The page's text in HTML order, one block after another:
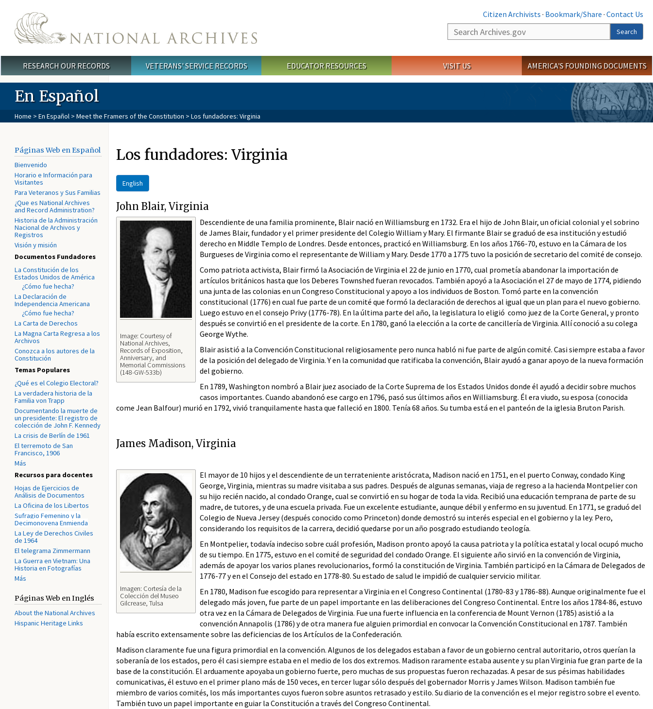
Citizen Archivists · Bookmark/Share · Contact Us
Search
Search
Main menu
RESEARCH OUR RECORDS VETERANS' SERVICE RECORDS EDUCATOR RESOURCES VISIT US AMERICA'S FOUNDING DOCUMENTS
En Español
Home > En Español > Meet the Framers of the Constitution > Los fundadores: Virginia
Páginas Web en Español
Bienvenido
Horario e Información para
Visitantes
Para Veteranos y Sus Familias
¿Que es National Archives
and Record Administration?
Historia de la Administración
Nacional de Archivos y
Registros
Visión y misión
Documentos Fundadores
La Constitución de los
Estados Unidos de América
¿Cómo fue hecha?
La Declaración de
Independencia Americana
¿Cómo fue hecha?
La Carta de Derechos
La Magna Carta Regresa a los
Archivos
Conozca a los autores de la
Constitución
Temas Populares
¿Qué es el Colegio Electoral?
La verdadera historia de la
Familia von Trapp
Documentando la muerte de
un presidente: El registro de
colección de John F. Kennedy
La crisis de Berlín de 1961
El terremoto de San
Francisco, 1906
Más
Recursos para docentes
Hojas de Ejercicios de
Análisis de Documentos
La Oficina de los Libertos
Sufragio Femenino y la
Decimonovena Enmienda
La Ley de Derechos Civiles
de 1964
El telegrama Zimmermann
La Guerra en Vietnam: Una
Historia en Fotografías
Más
Páginas Web en Inglés
About the National Archives
Hispanic Heritage Links
Los fundadores: Virginia
English
John Blair, Virginia
Image: Courtesy of
National Archives,
Records of Exposition,
Anniversary, and
Memorial Commissions
(148-GW-533b)
Descendiente de una familia prominente, Blair nació en Williamsburg en 1732. Era el hijo de John Blair, un oficial colonial y el sobrino
de James Blair, fundador y el primer presidente del Colegio William y Mary. El firmante Blair se graduó de esa institución y estudió
derecho en Middle Templo de Londres. Desde entonces, practicó en Williamsburg. En los años 1766-70, estuvo en la Cámara de los
Burgueses de Virginia como el representante de William y Mary. Desde 1770 a 1775 tuvo la posición de secretario del comité de consejo.
Como patriota activista, Blair firmó la Asociación de Virginia el 22 de junio en 1770, cual prometía abandonar la importación de
artículos británicos hasta que los Deberes Townshed fueran revocados. También apoyó a la Asociación el 27 de mayo de 1774, pidiendo
una junta de las colonias en un Congreso Constitucional y apoyo a los individuos de Boston. Tomó parte en la convención
constitucional (1776) en cual fue parte de un comité que formó la declaración de derechos al igual que un plan para el nuevo gobierno.
Luego estuvo en el consejo Privy (1776-78). En la última parte del año, la legislatura lo eligió como juez de la Corte General, y pronto
después se convirtió en el presidente de la corte. En 1780, ganó la elección a la corte de cancillería de Virginia. Allí conoció a su colega
George Wythe.
Blair asistió a la Convención Constitucional religiosamente pero nunca habló ni fue parte de algún comité. Casi siempre estaba a favor
de la posición del delegado de Virginia. Y en la comunidad que ratificaba la convención, Blair ayudó a ganar apoyo de la nueva formación
del gobierno.
En 1789, Washington nombró a Blair juez asociado de la Corte Suprema de los Estados Unidos donde él ayudó a decidir sobre muchos
casos importantes. Cuando abandonó ese cargo en 1796, pasó sus últimos años en Williamsburg. Él era viudo, su esposa (conocida
come Jean Balfour) murió en 1792, vivió tranquilamente hasta que falleció en 1800. Tenía 68 años. Su tumba está en el panteón de la iglesia Bruton Parish.
James Madison, Virginia
Imagen: Cortesía de la
Colección del Museo
Gilcrease, Tulsa
El mayor de 10 hijos y el descendiente de un terrateniente aristócrata, Madison nació en 1751, en el puerto Conway, condado King
George, Virginia, mientras su madre visitaba a sus padres. Después de algunas semanas, viaja de regreso a la hacienda Montpelier con
su hijo recién nacido, al condado Orange, cual se convirtió en su hogar de toda la vida. Recibió una educación temprana de parte de su
madre, de tutores, y de una escuela privada. Fue un excelente estudiante, aunque débil y enfermo en su juventud. En 1771, se graduó del
Colegio de Nueva Jersey (después conocido como Princeton) donde demostró su interés especial en el gobierno y la ley. Pero,
considerando los requisitos de la carrera, decidió quedarse por un año posgrado estudiando teología.
En Montpelier, todavía indeciso sobre cuál profesión, Madison pronto apoyó la causa patriota y la política estatal y local ocupó mucho
de su tiempo. En 1775, estuvo en el comité de seguridad del condado Orange. El siguiente año sirvió en la convención de Virginia,
además de apoyar los varios planes revolucionarios, formó la constitución de Virginia. También participó en la Cámara de Delegados de
1776-77 y en el Consejo del estado en 1778-80. Su estado de salud le impidió de cualquier servicio militar.
En 1780, Madison fue escogido para representar a Virginia en el Congreso Continental (1780-83 y 1786-88). Aunque originalmente fue el
delegado más joven, fue parte de un papel importante en las deliberaciones del Congreso Continental. Entre los años 1784-86, estuvo
otra vez en la Cámara de Delegados de Virginia. Fue una fuerte influencia en la conferencia de Mount Vernon (1785) asistió a la
convención Annapolis (1786) y de otra manera fue alguien primordial en convocar la Convención Constitucional en 1787. También
había escrito extensamente sobre las deficiencias de los Artículos de la Confederación.
Madison claramente fue una figura primordial en la convención. Algunos de los delegados estaban a favor de un gobierno central autoritario, otros querían la
soberanía de los estados, pero él casi siempre estaba en el medio de los dos extremos. Madison raramente estaba ausente y su plan Virginia fue gran parte de la
base de la constitución. El arduamente apoyaba un gobierno fuerte, pero muchas de sus propuestas fueron rechazadas. A pesar de sus pésimas habilidades
comunicativas, él estuvo en el primer plano más de 150 veces, en tercer lugar sólo después del gobernador Morris y James Wilson. Madison también fue
miembro de varios comités, los más importantes cuyos fueron sobre asuntos retrasado y estilo. Su diario de la convención es el mejor registro sobre el evento.
También tuvo un papel importante en guiar la Constitución a través del Congreso Continental.